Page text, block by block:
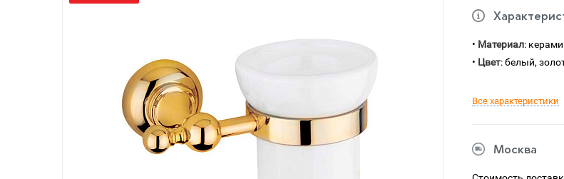
• Материал:
• Цвет: белый,
Все характеристики
Москва